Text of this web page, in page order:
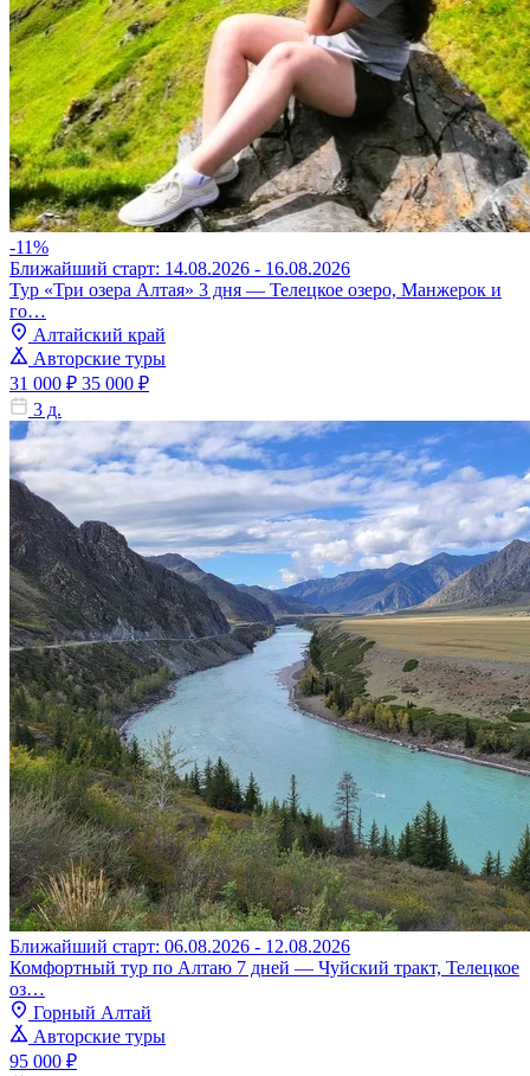
-11%
Ближайший старт: 14.08.2026 - 16.08.2026
Тур «Три озера Алтая» 3 дня — Телецкое озеро, Манжерок и
го…
Алтайский край
Авторские туры
31 000 ₽ 35 000 ₽
3 д.
Ближайший старт: 06.08.2026 - 12.08.2026
Комфортный тур по Алтаю 7 дней — Чуйский тракт, Телецкое
оз…
Горный Алтай
Авторские туры
95 000 ₽